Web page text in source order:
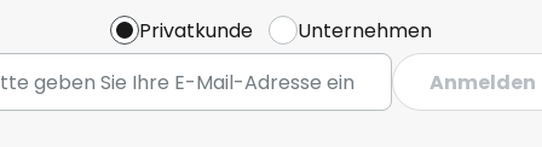
Systemen, wie zum Beispiel
und Busch-Jäger
Privatkunde
Unternehmen
Anmelden